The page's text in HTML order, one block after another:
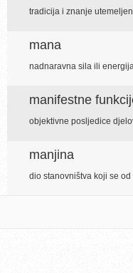
tradicija i znanje
mana
nadnaravna sila ili
manifestne
objektivne posljedice
manjina
dio stanovništva koji se